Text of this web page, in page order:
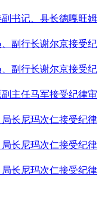
书记、县长德嘎旺姆
副行长谢尔京接受纪
副行长谢尔京接受纪
主任马军接受纪律审
长尼玛次仁接受纪律
长尼玛次仁接受纪律
长尼玛次仁接受纪律